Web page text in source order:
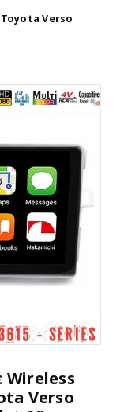
Verso
Wireless
Verso